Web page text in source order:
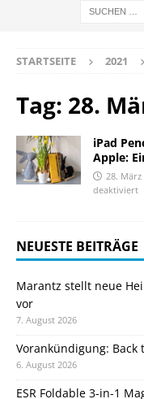
STARTSEITE 2021
Tag: 28.
iPad
Apple:
28. März
deaktiviert
NEUESTE BEITRÄGE
Marantz stellt neue
vor
7. August 2026
Vorankündigung: Back
6. August 2026
ESR Foldable 3-in-1